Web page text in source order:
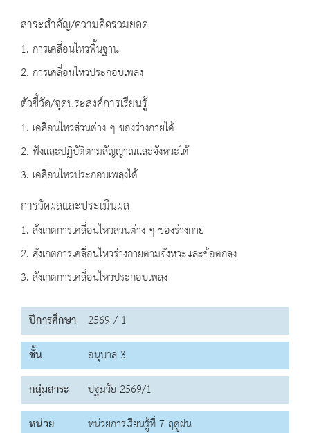
สาระสำคัญ/ความคิดรวมยอด
1. การเคลื่อนไหวพื้นฐาน
2. การเคลื่อนไหวประกอบเพลง
ตัวชี้วัด/จุดประสงค์การเรียนรู้
1. เคลื่อนไหวส่วนต่าง ๆ ของร่างกายได้
2. ฟังและปฏิบัติตามสัญญาณและจังหวะได้
3. เคลื่อนไหวประกอบเพลงได้
การวัดผลและประเมินผล
1. สังเกตการเคลื่อนไหวส่วนต่าง ๆ ของร่างกาย
2. สังเกตการเคลื่อนไหวร่างกายตามจังหวะและข้อตกลง
3. สังเกตการเคลื่อนไหวประกอบเพลง
ปีการศึกษา 2569 / 1
ชั้น
อนุบาล 3
กลุ่มสาระ
ปฐมวัย 2569/1
หน่วย
หน่วยการเรียนรู้ที่ 7 ฤดูฝน